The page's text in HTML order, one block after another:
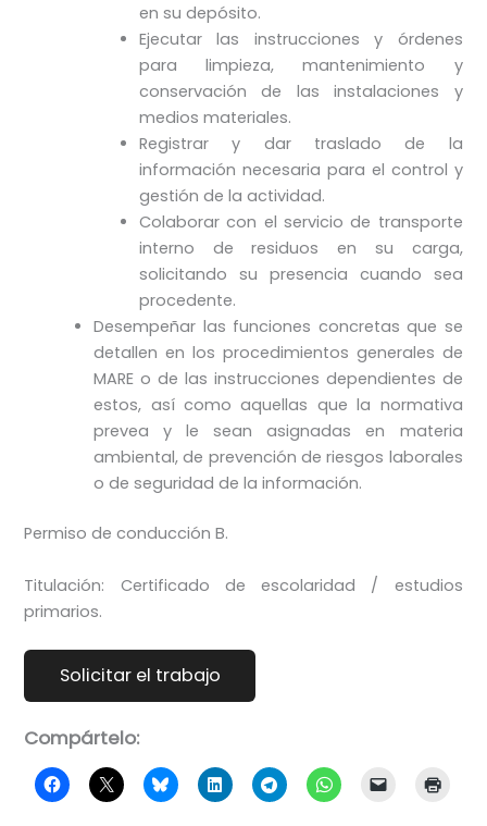
en su depósito.
Ejecutar las instrucciones y órdenes
para limpieza, mantenimiento y
conservación de las instalaciones y
medios materiales.
Registrar y dar traslado de la
información necesaria para el control y
gestión de la actividad.
Colaborar con el servicio de transporte
interno de residuos en su carga,
solicitando su presencia cuando sea
procedente.
Desempeñar las funciones concretas que se
detallen en los procedimientos generales de
MARE o de las instrucciones dependientes de
estos, así como aquellas que la normativa
prevea y le sean asignadas en materia
ambiental, de prevención de riesgos laborales
o de seguridad de la información.
Permiso de conducción B.
Titulación: Certificado de escolaridad / estudios
primarios.
Compártelo: